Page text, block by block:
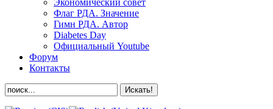
Экономический совет
Флаг РДА. Значение
Гимн РДА. Автор
Diabetes Day
Официальный Youtube
Форум
Контакты